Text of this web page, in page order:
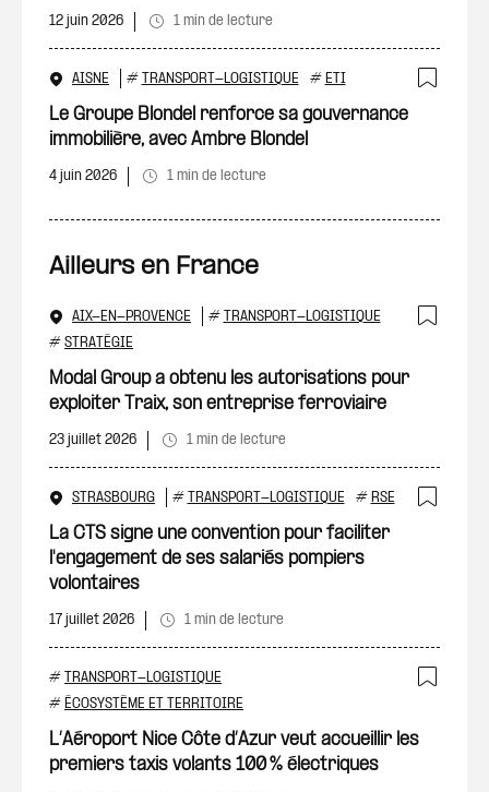
12 juin 2026 1 min de lecture
AISNE # TRANSPORT-LOGISTIQUE # ETI
Le Groupe Blondel renforce sa gouvernance
immobilière, avec Ambre Blondel
4 juin 2026 1 min de lecture
Ailleurs en France
AIX-EN-PROVENCE # TRANSPORT-LOGISTIQUE
# STRATÉGIE
Modal Group a obtenu les autorisations pour
exploiter Traix, son entreprise ferroviaire
23 juillet 2026 1 min de lecture
STRASBOURG # TRANSPORT-LOGISTIQUE # RSE
La CTS signe une convention pour faciliter
l'engagement de ses salariés pompiers
volontaires
17 juillet 2026 1 min de lecture
# TRANSPORT-LOGISTIQUE
# ÉCOSYSTÈME ET TERRITOIRE
L’Aéroport Nice Côte d’Azur veut accueillir les
premiers taxis volants 100 % électriques